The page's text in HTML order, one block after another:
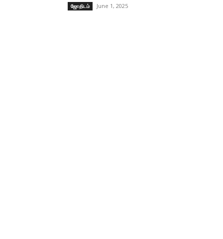
ஜோதிடம் June 1, 2025